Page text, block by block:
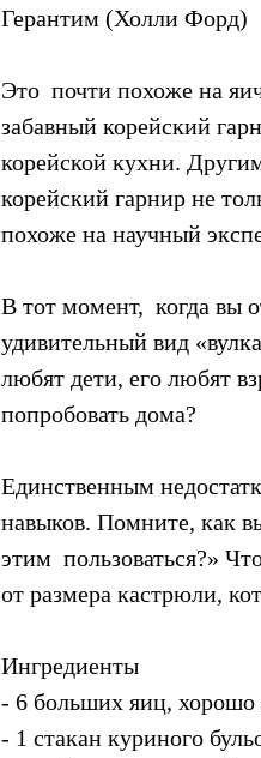
Герантим (Холли Форд)
Это  почти похоже на
забавный корейский
корейской кухни.
корейский гарнир не
похоже на научный
В тот момент,  когда вы
удивительный вид
любят дети, его любят
попробовать дома?
Единственным
навыков. Помните, как
этим  пользоваться?»
от размера кастрюли,
Ингредиенты
- 6 больших яиц, хорошо
- 1 стакан куриного